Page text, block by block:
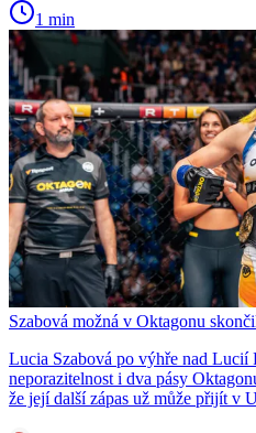
1 min
Szabová možná v Oktagonu
Lucia Szabová po výhře nad Lucií
neporazitelnost i dva pásy
že její další zápas už může přijít v